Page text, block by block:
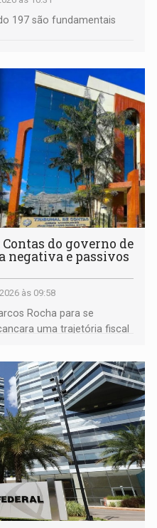
197 são fundamentais
Contas do governo de
negativa e passivos
às 09:58
Rocha para se
uma trajetória fiscal